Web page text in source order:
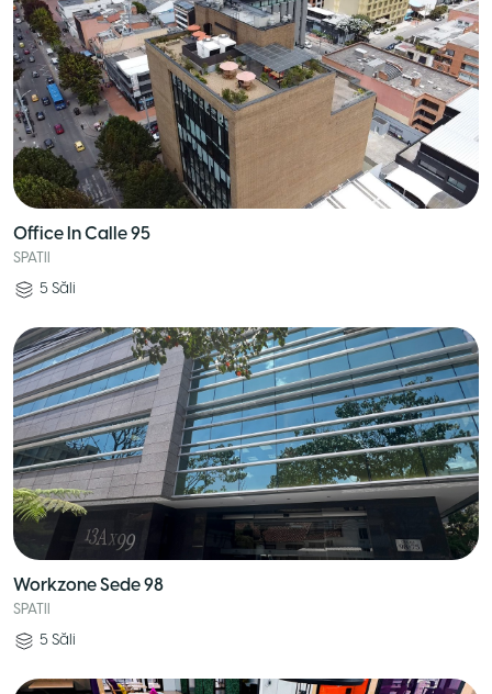
Office In Calle 95
SPATII
5 Săli
Workzone Sede 98
SPATII
5 Săli